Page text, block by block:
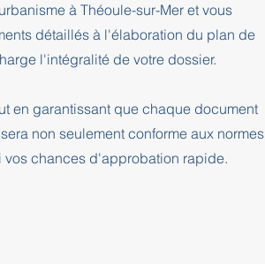
à Théoule-sur-Mer et vous
détaillés à l'élaboration du plan de
l'intégralité de votre dossier.
en garantissant que chaque document
non seulement conforme aux normes
vos chances d'approbation rapide.